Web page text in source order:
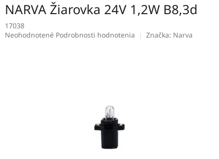
NARVA Žiarovka 24V 1,2W B8,3d
17038
Priemerné
Neohodnotené Podrobnosti hodnotenia Značka: Narva